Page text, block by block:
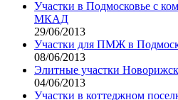
Участки в Подмосковье с
МКАД
29/06/2013
Участки для ПМЖ в
08/06/2013
Элитные участки
04/06/2013
Участки в коттеджном